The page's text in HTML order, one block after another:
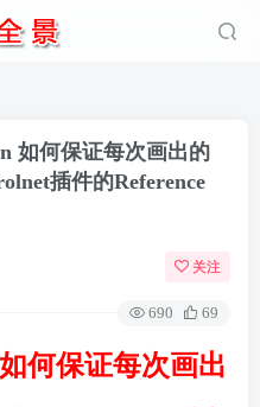
如何保证每次画出的
插件的Reference
关注
690 69
何保证每次画出